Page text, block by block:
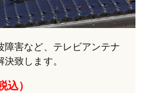
障害など、テレビアンテナ
致します。
込）